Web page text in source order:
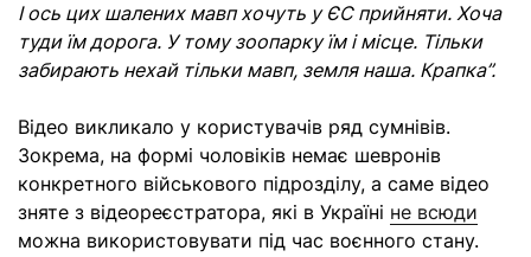
І ось цих шалених мавп хочуть у ЄС прийняти. Хоча
туди їм дорога. У тому зоопарку їм і місце. Тільки
забирають нехай тільки мавп, земля наша. Крапка”.
Відео викликало у користувачів ряд сумнівів.
Зокрема, на формі чоловіків немає шевронів
конкретного військового підрозділу, а саме відео
зняте з відеореєстратора, які в Україні не всюди
можна використовувати під час воєнного стану.